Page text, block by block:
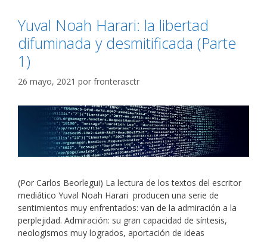
Yuval Noah Harari: la libertad
difuminada y desmitificada (Parte
1)
26 mayo, 2021 por fronterasctr
(Por Carlos Beorlegui) La lectura de los textos del escritor
mediático Yuval Noah Harari producen una serie de
sentimientos muy enfrentados: van de la admiración a la
perplejidad. Admiración: su gran capacidad de síntesis,
neologismos muy logrados, aportación de ideas